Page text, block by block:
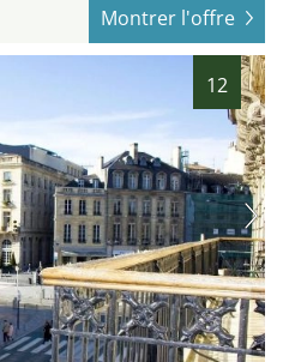
Montrer l'offre
12